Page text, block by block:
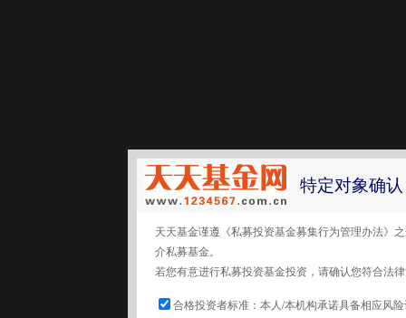
特定对象确认
天天基金谨遵《私募投资基金募集行为管理办法》
介私募基金。
若您有意进行私募投资基金投资，请确认您符合法
合格投资者标准：本人/本机构承诺具备相应风